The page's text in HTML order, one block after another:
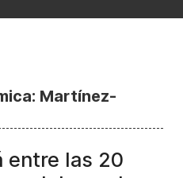
Martínez-
entre las 20